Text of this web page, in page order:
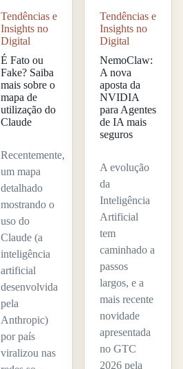
Tendências e
Insights no
Digital
É Fato ou
Fake? Saiba
mais sobre o
mapa de
utilização do
Claude
Recentemente,
um mapa
detalhado
mostrando o
uso do
Claude (a
inteligência
artificial
desenvolvida
pela
Anthropic)
por país
viralizou nas
Tendências e
Insights no
Digital
NemoClaw:
A nova
aposta da
NVIDIA
para Agentes
de IA mais
seguros
A evolução
da
Inteligência
Artificial
tem
caminhado a
passos
largos, e a
mais recente
novidade
apresentada
no GTC
2026 pela